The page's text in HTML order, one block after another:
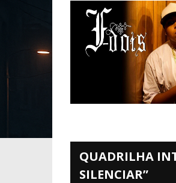
QUADRILHA
SILENCIAR”